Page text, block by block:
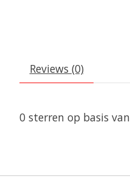
Reviews (0)
0 sterren op basis van